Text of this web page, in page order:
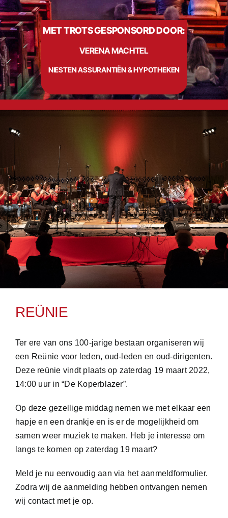
MET TROTS GESPONSORD DOOR:
VERENA MACHTEL
NIESTEN ASSURANTIËN & HYPOTHEKEN
Info
Contact
REÜNIE
Ter ere van ons 100-jarige bestaan organiseren wij
een Reünie voor leden, oud-leden en oud-dirigenten.
Deze reünie vindt plaats op zaterdag 19 maart 2022,
14:00 uur in “De Koperblazer”.
Op deze gezellige middag nemen we met elkaar een
hapje en een drankje en is er de mogelijkheid om
samen weer muziek te maken. Heb je interesse om
langs te komen op zaterdag 19 maart?
Meld je nu eenvoudig aan via het aanmeldformulier.
Zodra wij de aanmelding hebben ontvangen nemen
wij contact met je op.